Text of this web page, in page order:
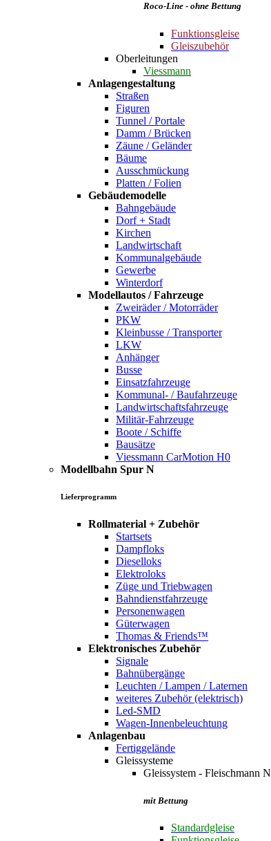
Roco-Line - ohne Bettung
Funktionsgleise
Gleiszubehör
Oberleitungen
Viessmann
Anlagengestaltung
Straßen
Figuren
Tunnel / Portale
Damm / Brücken
Zäune / Geländer
Bäume
Ausschmückung
Platten / Folien
Gebäudemodelle
Bahngebäude
Dorf + Stadt
Kirchen
Landwirtschaft
Kommunalgebäude
Gewerbe
Winterdorf
Modellautos / Fahrzeuge
Zweiräder / Motorräder
PKW
Kleinbusse / Transporter
LKW
Anhänger
Busse
Einsatzfahrzeuge
Kommunal- / Baufahrzeuge
Landwirtschaftsfahrzeuge
Militär-Fahrzeuge
Boote / Schiffe
Bausätze
Viessmann CarMotion H0
Modellbahn Spur N
Lieferprogramm
Rollmaterial + Zubehör
Startsets
Dampfloks
Dieselloks
Elektroloks
Züge und Triebwagen
Bahndienstfahrzeuge
Personenwagen
Güterwagen
Thomas & Friends™
Elektronisches Zubehör
Signale
Bahnübergänge
Leuchten / Lampen / Laternen
weiteres Zubehör (elektrisch)
Led-SMD
Wagen-Innenbeleuchtung
Anlagenbau
Fertiggelände
Gleissysteme
Gleissystem - Fleischmann N
mit Bettung
Standardgleise